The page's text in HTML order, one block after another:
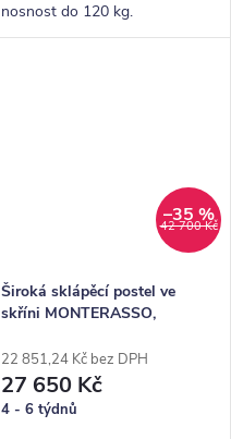
nosnost do 120 kg.
42 700 Kč
–35 %
Široká sklápěcí postel ve
skříni MONTERASSO,
22 851,24 Kč bez DPH
27 650 Kč
4 - 6 týdnů